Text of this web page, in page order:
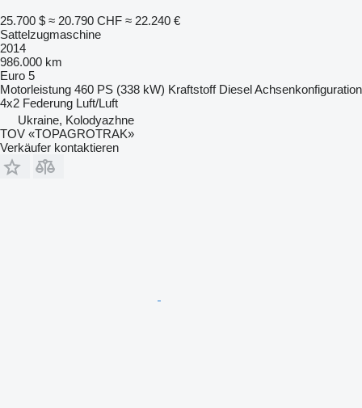
25.700 $ ≈ 20.790 CHF ≈ 22.240 €
Sattelzugmaschine
2014
986.000 km
Euro 5
Motorleistung 460 PS (338 kW) Kraftstoff DieselAchsenkonfiguration
4x2 Federung Luft/Luft
Ukraine, Kolodyazhne
TOV «TOPAGROTRAK»
Verkäufer kontaktieren